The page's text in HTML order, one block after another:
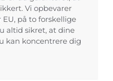
Vi opbevarer
på to forskellige
altid sikret, at dine
kan koncentrere dig